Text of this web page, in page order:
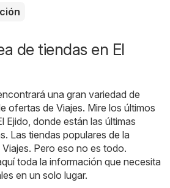
de tiendas en El
una gran variedad de
ofertas de Viajes. Mire los últimos
Ejido, donde están las últimas
Las tiendas populares de la
. Pero eso no es todo.
toda la información que necesita
en un solo lugar.